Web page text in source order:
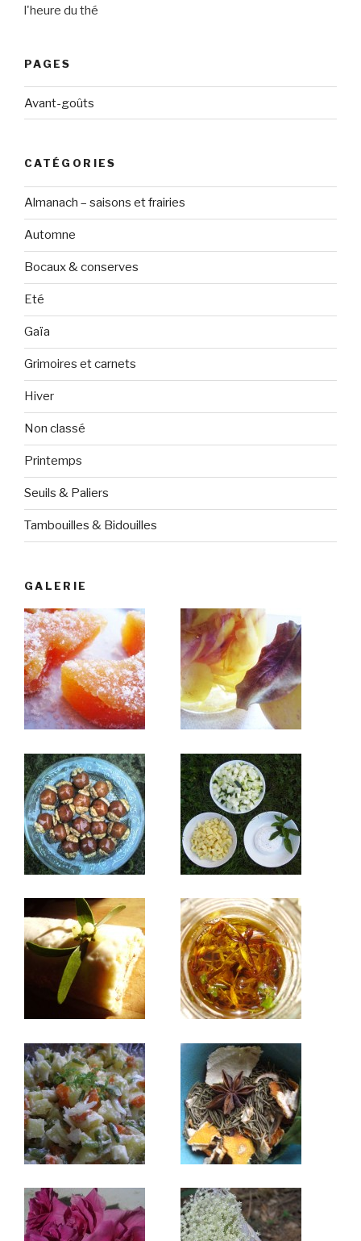
l'heure du thé
PAGES
Avant-goûts
CATÉGORIES
Almanach – saisons et frairies
Automne
Bocaux & conserves
Eté
Gaïa
Grimoires et carnets
Hiver
Non classé
Printemps
Seuils & Paliers
Tambouilles & Bidouilles
GALERIE